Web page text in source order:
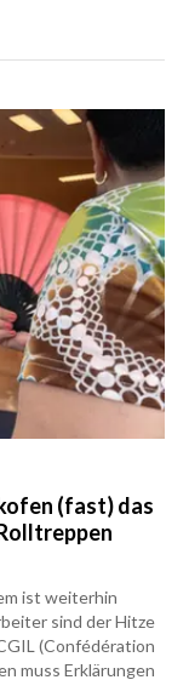
(fast) das
ist weiterhin
sind der Hitze
(Confédération
muss Erklärungen